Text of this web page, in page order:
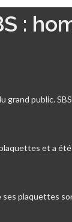
:
grand public.
et a
plaquettes